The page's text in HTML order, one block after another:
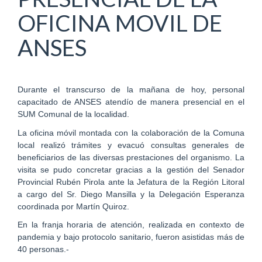
OFICINA MOVIL DE
ANSES
Durante el transcurso de la mañana de hoy, personal
capacitado de ANSES atendío de manera presencial en el
SUM Comunal de la localidad.
La oficina móvil montada con la colaboración de la Comuna
local realizó trámites y evacuó consultas generales de
beneficiarios de las diversas prestaciones del organismo. La
visita se pudo concretar gracias a la gestión del Senador
Provincial Rubén Pirola ante la Jefatura de la Región Litoral
a cargo del Sr. Diego Mansilla y la Delegación Esperanza
coordinada por Martín Quiroz.
En la franja horaria de atención, realizada en contexto de
pandemia y bajo protocolo sanitario, fueron asistidas más de
40 personas.-